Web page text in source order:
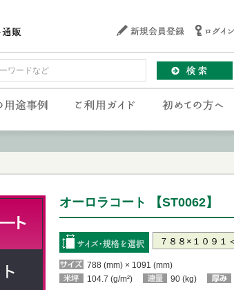
オーロラコート 【ST0062】
788 (mm) × 1091 (mm)
104.7 (g/m²)
90 (kg)